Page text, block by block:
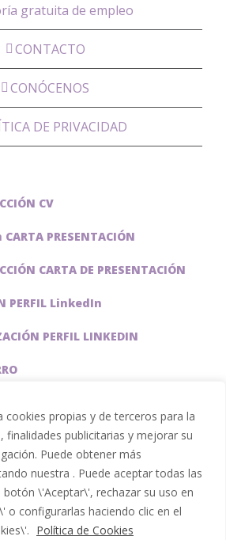
cookies propias y de terceros para la
finalidades publicitarias y mejorar su
Puede obtener más
nuestra . Puede aceptar todas las
botón \'Aceptar\', rechazar su uso en
o configurarlas haciendo clic en el
Política de Cookies
gratuita de empleo
CONTACTO
CONÓCENOS
DE PRIVACIDAD
CV
PRESENTACIÓN
CARTA DE PRESENTACIÓN
PERFIL LinkedIn
PERFIL LINKEDIN